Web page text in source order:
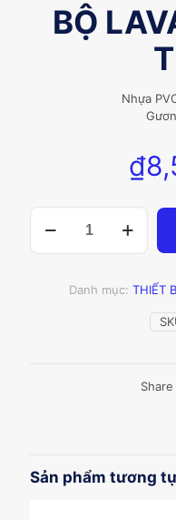
BỘ
Nhựa
₫
LAVABO
Danh mục: THIẾT
Share
Sản phẩm tương